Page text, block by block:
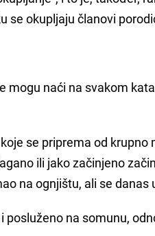
se okupljaju članovi
mogu naći na svakom
se priprema od
ili jako začinjeno
na ognjištu, ali se danas
posluženo na somunu,